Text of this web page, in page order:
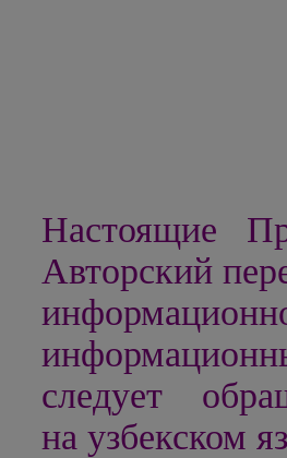
Настоящие
Авторский
следует
на узбекском